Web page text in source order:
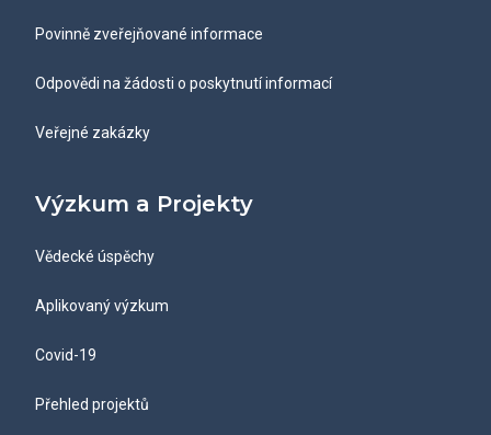
Povinně zveřejňované informace
Odpovědi na žádosti o poskytnutí informací
Veřejné zakázky
Výzkum a Projekty
Vědecké úspěchy
Aplikovaný výzkum
Covid-19
Přehled projektů